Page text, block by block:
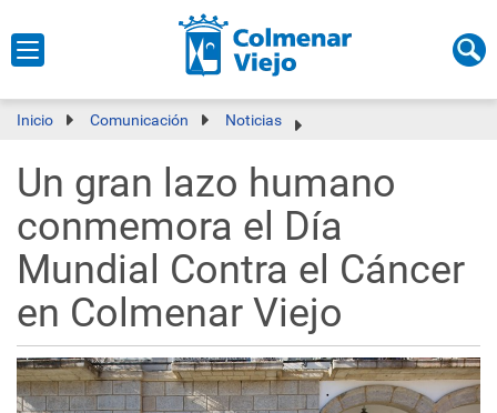
Inicio Comunicación Noticias
Un gran lazo humano
conmemora el Día
Mundial Contra el Cáncer
en Colmenar Viejo